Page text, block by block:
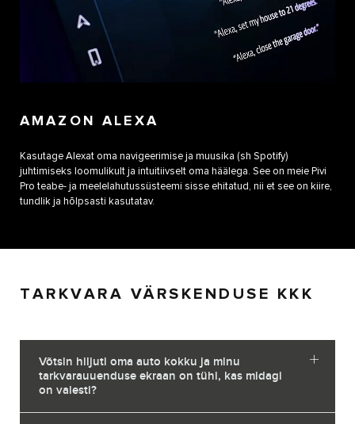
AMAZON ALEXA
Kasutage Alexat oma navigeerimise ja muusika (sh Spotify)
juhtimiseks loomulikult ja intuitiivselt oma häälega. See on meie Pivi
Pro teabe- ja meelelahutussüsteemi sisse ehitatud, nii et see on kiire,
tundlik ja hõlpsasti kasutatav.
TARKVARA VÄRSKENDUSE KKK
Võtsin hiljuti oma auto kokku ja minu
tarkvarauuenduse ekraan on tühi, kas midagi
on valesti?